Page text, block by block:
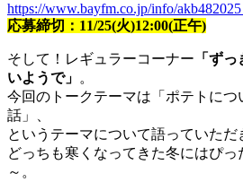
https://www.bayfm.co.jp/info/
応募締切：11/25(火)12:00(正午)
そして！レギュラーコーナー 「ず
いようで」 。
今回のトークテーマは「ポテトにつ
話」、
というテーマについて語っていただ
どっちも寒くなってきた冬にはぴ
～。